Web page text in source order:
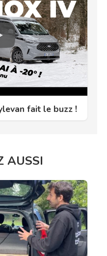
fait le buzz !
AUSSI